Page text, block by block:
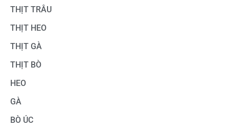
THỊT TRÂU
THỊT HEO
THỊT GÀ
THỊT BÒ
HEO
GÀ
BÒ ÚC